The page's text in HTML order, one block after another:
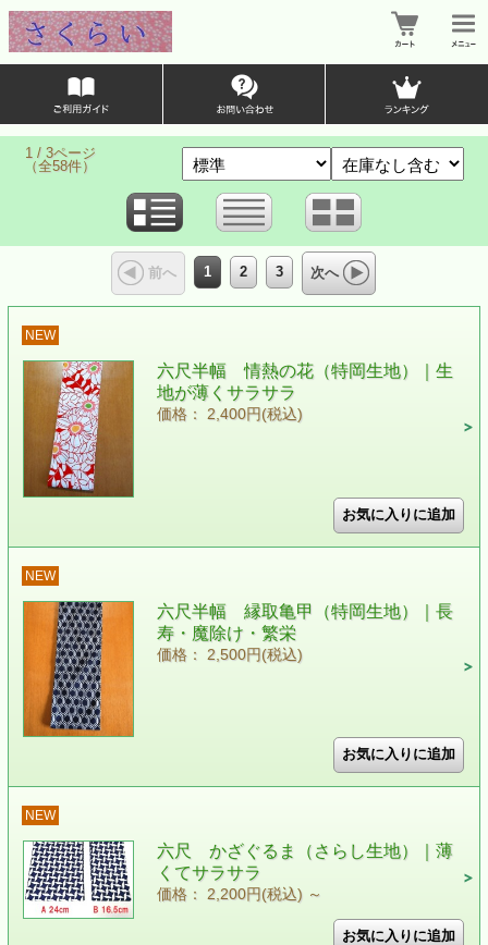
1 / 3ページ
（全58件）
前へ 1 2 3 次へ
NEW
六尺半幅 情熱の花（特岡生地）｜生
地が薄くサラサラ
価格： 2,400円(税込)
NEW
六尺半幅 縁取亀甲（特岡生地）｜長
寿・魔除け・繁栄
価格： 2,500円(税込)
NEW
六尺 かざぐるま（さらし生地）｜薄
くてサラサラ
価格： 2,200円(税込) ～